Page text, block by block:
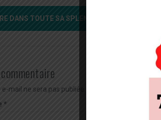
DANS TOUTE SA SPLENDEUR !
mail ne sera pas publiée.
*